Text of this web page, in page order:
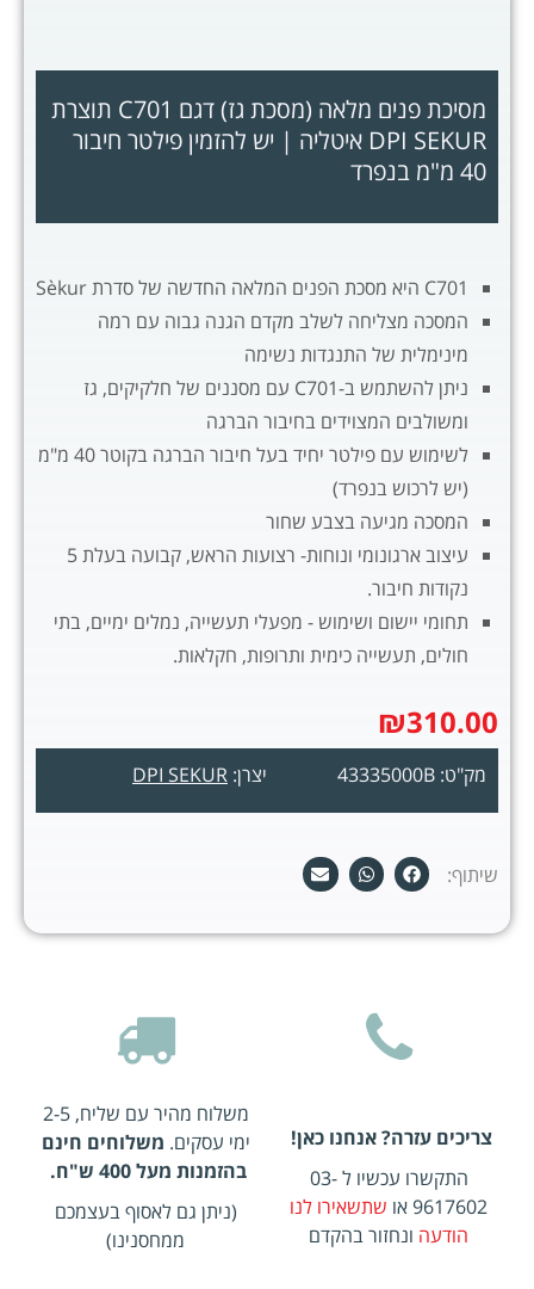
מסיכת פנים מלאה (מסכת גז) דגם C701 תוצרת
DPI SEKUR איטליה | יש להזמין פילטר חיבור
40 מ"מ בנפרד
מק"ט: 43335000B יצרן: DPI SEKUR
C701 היא מסכת הפנים המלאה החדשה של סדרת Sèkur
המסכה מצליחה לשלב מקדם הגנה גבוה עם רמה
מינימלית של התנגדות נשימה
ניתן להשתמש ב-C701 עם מסננים של חלקיקים, גז
ומשולבים המצוידים בחיבור הברגה
לשימוש עם פילטר יחיד בעל חיבור הברגה בקוטר 40 מ"מ
(יש לרכוש בנפרד)
המסכה מגיעה בצבע שחור
עיצוב ארגונומי ונוחות- רצועות הראש, קבועה בעלת 5
נקודות חיבור.
תחומי יישום ושימוש - מפעלי תעשייה, נמלים ימיים, בתי
חולים, תעשייה כימית ותרופות, חקלאות.
₪310.00
שיתוף:
צריכים עזרה? אנחנו כאן!
התקשרו עכשיו ל 03-
9617602 או
שתשאירו לנו
הודעה ונחזור בהקדם
משלוח מהיר עם שליח, 2-5
ימי עסקים. משלוחים חינם
בהזמנות מעל 400 ש"ח.
(ניתן גם לאסוף בעצמכם
ממחסנינו)